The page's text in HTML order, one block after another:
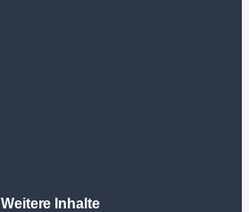
Weitere Inhalte